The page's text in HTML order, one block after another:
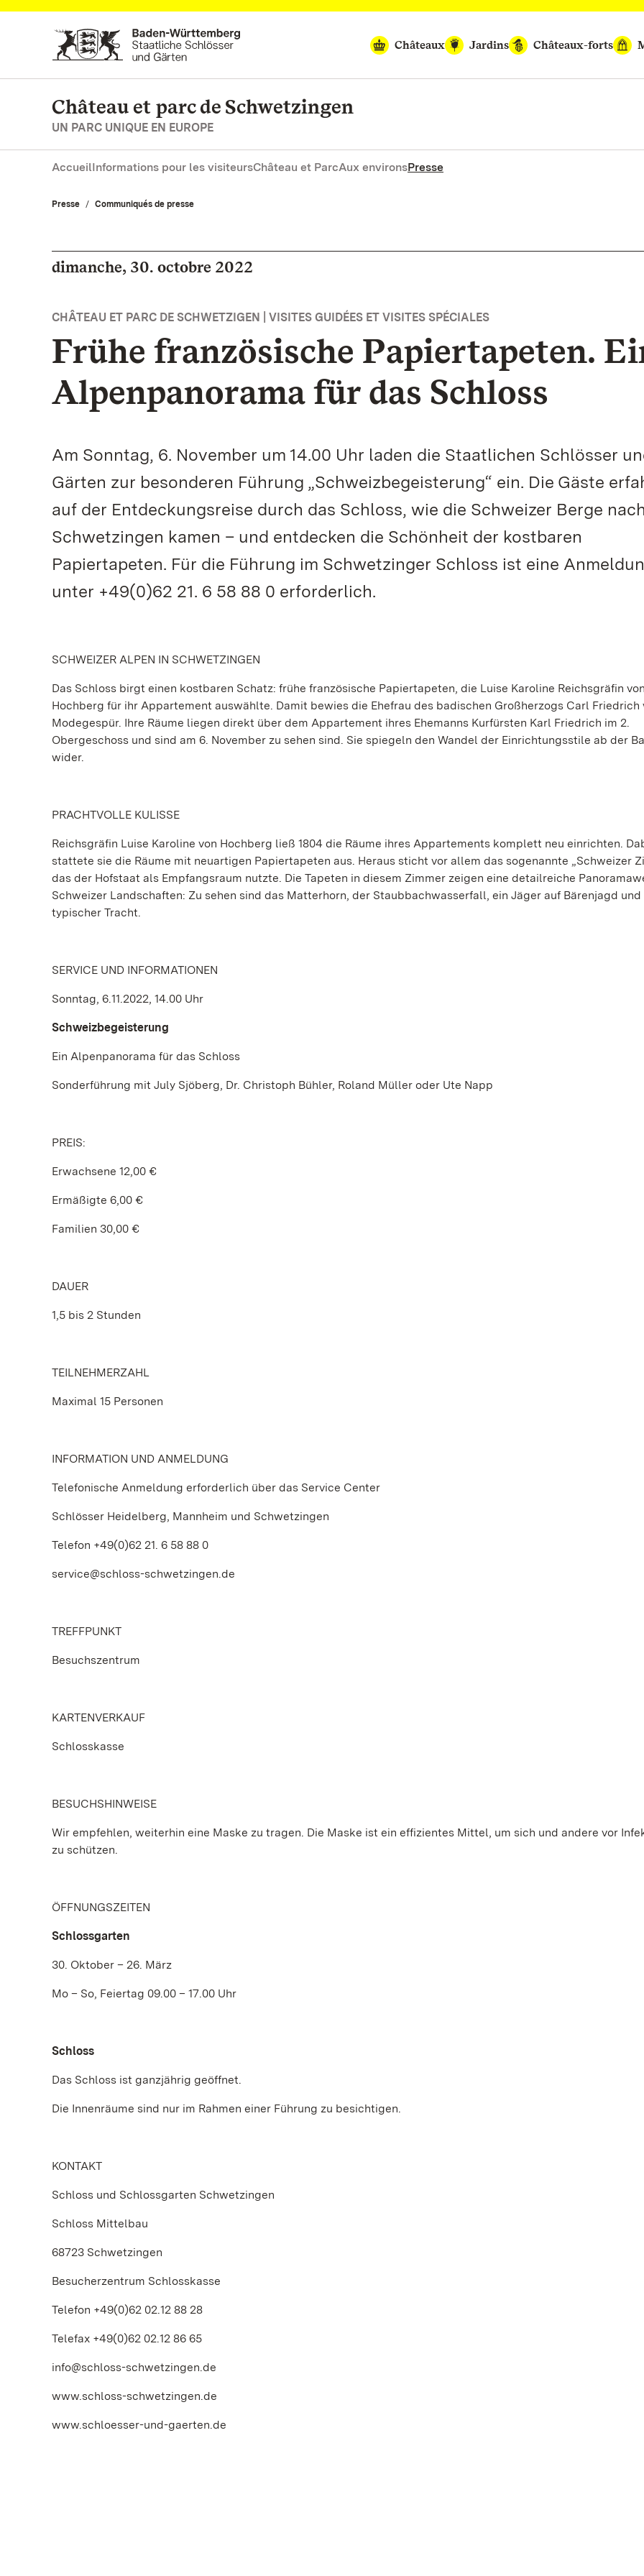
Vers la page d’accueil
Châteaux
Jardins Châteaux-forts
Château et parc de Schwetzingen
UN PARC UNIQUE EN EUROPE
AccueilInformations pour les visiteursChâteau et ParcAux environsPresse
Presse Communiqués de presse
dimanche, 30. octobre 2022
CHÂTEAU ET PARC DE SCHWETZIGEN | VISITES GUIDÉES ET VISITES SPÉCIALES
Frühe französische Papiertapeten.
Alpenpanorama für das Schloss
Am Sonntag, 6. November um 14.00 Uhr laden die Staatlichen Schlösser
Gärten zur besonderen Führung „Schweizbegeisterung“ ein. Die Gäste
auf der Entdeckungsreise durch das Schloss, wie die Schweizer Berge nach
Schwetzingen kamen – und entdecken die Schönheit der kostbaren
Papiertapeten. Für die Führung im Schwetzinger Schloss ist eine
unter +49(0)62 21. 6 58 88 0 erforderlich.
SCHWEIZER ALPEN IN SCHWETZINGEN
Das Schloss birgt einen kostbaren Schatz: frühe französische Papiertapeten, die Luise Karoline Reichsgräfin von
Hochberg für ihr Appartement auswählte. Damit bewies die Ehefrau des badischen Großherzogs Carl Friedrich
Modegespür. Ihre Räume liegen direkt über dem Appartement ihres Ehemanns Kurfürsten Karl Friedrich im 2.
Obergeschoss und sind am 6. November zu sehen sind. Sie spiegeln den Wandel der Einrichtungsstile ab der
wider.
PRACHTVOLLE KULISSE
Reichsgräfin Luise Karoline von Hochberg ließ 1804 die Räume ihres Appartements komplett neu einrichten.
stattete sie die Räume mit neuartigen Papiertapeten aus. Heraus sticht vor allem das sogenannte „Schweizer
das der Hofstaat als Empfangsraum nutzte. Die Tapeten in diesem Zimmer zeigen eine detailreiche
Schweizer Landschaften: Zu sehen sind das Matterhorn, der Staubbachwasserfall, ein Jäger auf Bärenjagd und
typischer Tracht.
SERVICE UND INFORMATIONEN
Sonntag, 6.11.2022, 14.00 Uhr
Schweizbegeisterung
Ein Alpenpanorama für das Schloss
Sonderführung mit July Sjöberg, Dr. Christoph Bühler, Roland Müller oder Ute Napp
PREIS:
Erwachsene 12,00 €
Ermäßigte 6,00 €
Familien 30,00 €
DAUER
1,5 bis 2 Stunden
TEILNEHMERZAHL
Maximal 15 Personen
INFORMATION UND ANMELDUNG
Telefonische Anmeldung erforderlich über das Service Center
Schlösser Heidelberg, Mannheim und Schwetzingen
Telefon +49(0)62 21. 6 58 88 0
service@schloss-schwetzingen.de
TREFFPUNKT
Besuchszentrum
KARTENVERKAUF
Schlosskasse
BESUCHSHINWEISE
Wir empfehlen, weiterhin eine Maske zu tragen. Die Maske ist ein effizientes Mittel, um sich und andere vor
zu schützen.
ÖFFNUNGSZEITEN
Schlossgarten
30. Oktober – 26. März
Mo – So, Feiertag 09.00 – 17.00 Uhr
Schloss
Das Schloss ist ganzjährig geöffnet.
Die Innenräume sind nur im Rahmen einer Führung zu besichtigen.
KONTAKT
Schloss und Schlossgarten Schwetzingen
Schloss Mittelbau
68723 Schwetzingen
Besucherzentrum Schlosskasse
Telefon +49(0)62 02.12 88 28
Telefax +49(0)62 02.12 86 65
info@schloss-schwetzingen.de
www.schloss-schwetzingen.de
www.schloesser-und-gaerten.de